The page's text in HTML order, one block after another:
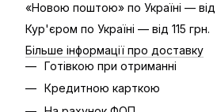
«Новою поштою» по Україні — від
Кур'єром по Україні — від 115 грн.
Більше інформації про доставку
Готівкою при отриманні
Кредитною карткою